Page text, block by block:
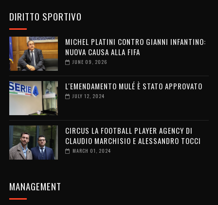
DIRITTO SPORTIVO
MICHEL PLATINI CONTRO GIANNI INFANTINO:
NUOVA CAUSA ALLA FIFA
JUNE 09, 2026
L'EMENDAMENTO MULÉ È STATO APPROVATO
JULY 12, 2024
CIRCUS LA FOOTBALL PLAYER AGENCY DI
CLAUDIO MARCHISIO E ALESSANDRO TOCCI
MARCH 01, 2024
MANAGEMENT